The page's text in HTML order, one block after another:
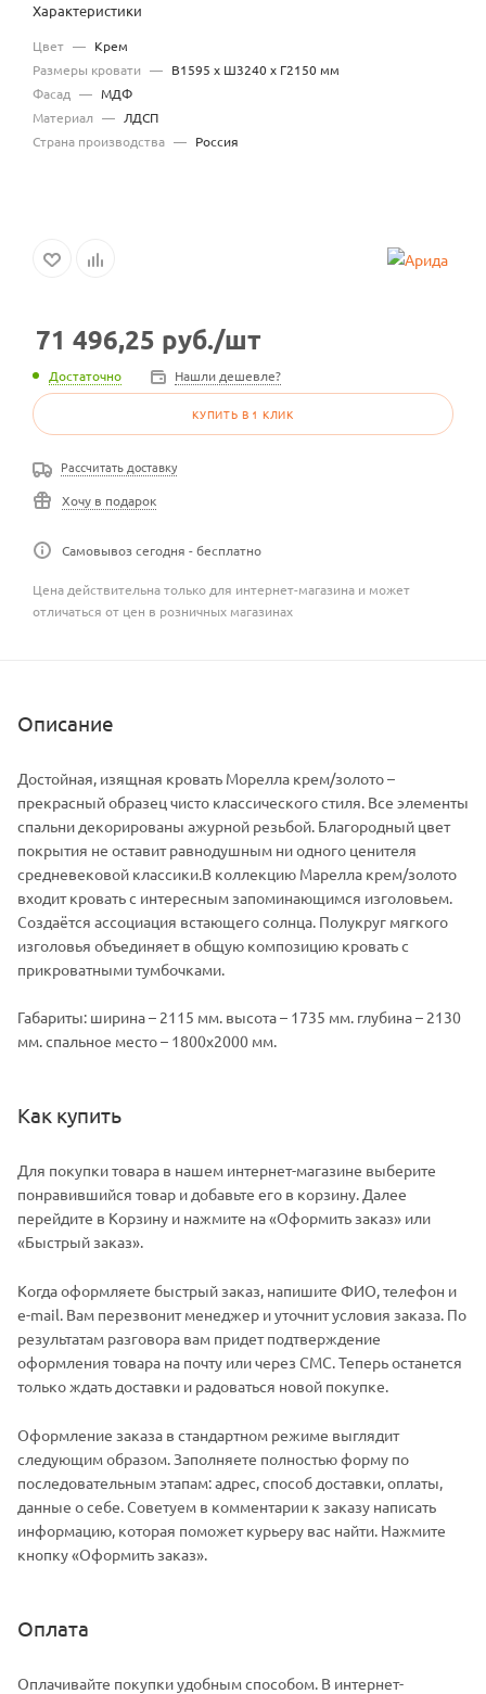
Характеристики
Цвет — Крем
Размеры кровати — В1595 x Ш3240 x Г2150 мм
Фасад — МДФ
Материал — ЛДСП
Страна производства — Россия
71 496,25 руб./шт
Достаточно Нашли дешевле?
КУПИТЬ В 1 КЛИК
Рассчитать доставку
Хочу в подарок
Самовывоз сегодня - бесплатно
Цена действительна только для интернет-магазина и может
отличаться от цен в розничных магазинах
Описание
Достойная, изящная кровать Морелла крем/золото –
прекрасный образец чисто классического стиля. Все элементы
спальни декорированы ажурной резьбой. Благородный цвет
покрытия не оставит равнодушным ни одного ценителя
средневековой классики.В коллекцию Марелла крем/золото
входит кровать с интересным запоминающимся изголовьем.
Создаётся ассоциация встающего солнца. Полукруг мягкого
изголовья объединяет в общую композицию кровать с
прикроватными тумбочками.
Габариты: ширина – 2115 мм. высота – 1735 мм. глубина – 2130
мм. спальное место – 1800х2000 мм.
Как купить
Для покупки товара в нашем интернет-магазине выберите
понравившийся товар и добавьте его в корзину. Далее
перейдите в Корзину и нажмите на «Оформить заказ» или
«Быстрый заказ».
Когда оформляете быстрый заказ, напишите ФИО, телефон и
e-mail. Вам перезвонит менеджер и уточнит условия заказа. По
результатам разговора вам придет подтверждение
оформления товара на почту или через СМС. Теперь останется
только ждать доставки и радоваться новой покупке.
Оформление заказа в стандартном режиме выглядит
следующим образом. Заполняете полностью форму по
последовательным этапам: адрес, способ доставки, оплаты,
данные о себе. Советуем в комментарии к заказу написать
информацию, которая поможет курьеру вас найти. Нажмите
кнопку «Оформить заказ».
Оплата
Оплачивайте покупки удобным способом. В интернет-